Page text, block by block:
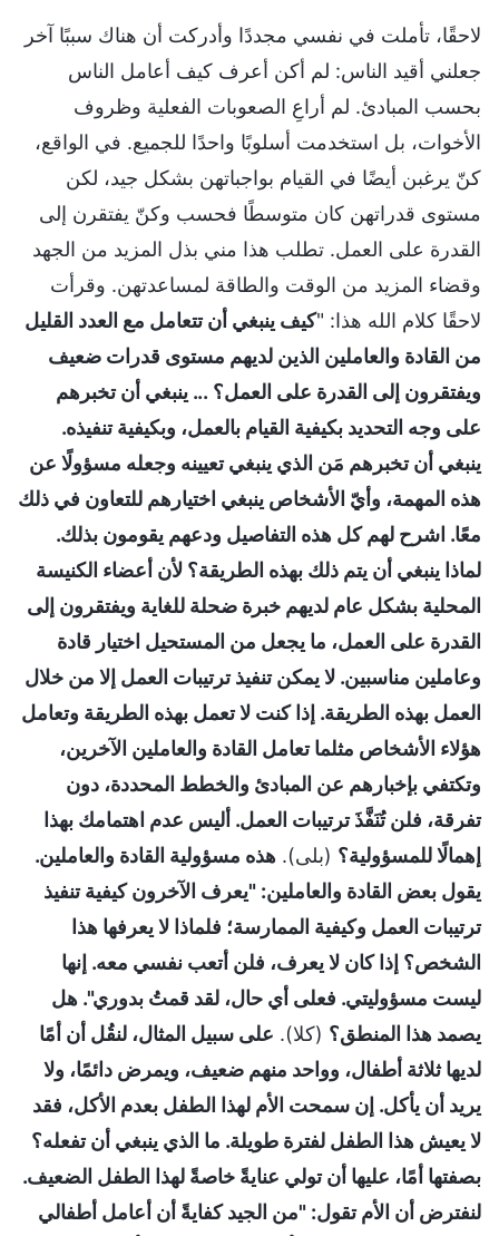
لاحقًا، تأملت في نفسي مجددًا وأدركت أن هناك سببًا آخر
جعلني أقيد الناس: لم أكن أعرف كيف أعامل الناس
بحسب المبادئ. لم أراعِ الصعوبات الفعلية وظروف
الأخوات، بل استخدمت أسلوبًا واحدًا للجميع. في الواقع،
كنّ يرغبن أيضًا في القيام بواجباتهن بشكل جيد، لكن
مستوى قدراتهن كان متوسطًا فحسب وكنّ يفتقرن إلى
القدرة على العمل. تطلب هذا مني بذل المزيد من الجهد
وقضاء المزيد من الوقت والطاقة لمساعدتهن. وقرأت
لاحقًا كلام الله هذا: "كيف ينبغي أن تتعامل مع العدد القليل
من القادة والعاملين الذين لديهم مستوى قدرات ضعيف
ويفتقرون إلى القدرة على العمل؟ ... ينبغي أن تخبرهم
على وجه التحديد بكيفية القيام بالعمل، وبكيفية تنفيذه.
ينبغي أن تخبرهم مَن الذي ينبغي تعيينه وجعله مسؤولًا عن
هذه المهمة، وأيّ الأشخاص ينبغي اختيارهم للتعاون في ذلك
معًا. اشرح لهم كل هذه التفاصيل ودعهم يقومون بذلك.
لماذا ينبغي أن يتم ذلك بهذه الطريقة؟ لأن أعضاء الكنيسة
المحلية بشكل عام لديهم خبرة ضحلة للغاية ويفتقرون إلى
القدرة على العمل، ما يجعل من المستحيل اختيار قادة
وعاملين مناسبين. لا يمكن تنفيذ ترتيبات العمل إلا من خلال
العمل بهذه الطريقة. إذا كنت لا تعمل بهذه الطريقة وتعامل
هؤلاء الأشخاص مثلما تعامل القادة والعاملين الآخرين،
وتكتفي بإخبارهم عن المبادئ والخطط المحددة، دون
تفرقة، فلن تُنَفَّذَ ترتيبات العمل. أليس عدم اهتمامك بهذا
إهمالًا للمسؤولية؟ (بلى). هذه مسؤولية القادة والعاملين.
يقول بعض القادة والعاملين: "يعرف الآخرون كيفية تنفيذ
ترتيبات العمل وكيفية الممارسة؛ فلماذا لا يعرفها هذا
الشخص؟ إذا كان لا يعرف، فلن أتعب نفسي معه. إنها
ليست مسؤوليتي. فعلى أي حال، لقد قمتُ بدوري". هل
يصمد هذا المنطق؟ (كلا). على سبيل المثال، لنقُل أن أمًا
لديها ثلاثة أطفال، وواحد منهم ضعيف، ويمرض دائمًا، ولا
يريد أن يأكل. إن سمحت الأم لهذا الطفل بعدم الأكل، فقد
لا يعيش هذا الطفل لفترة طويلة. ما الذي ينبغي أن تفعله؟
بصفتها أمًا، عليها أن تولي عنايةً خاصةً لهذا الطفل الضعيف.
لنفترض أن الأم تقول: "من الجيد كفايةً أن أعامل أطفالي